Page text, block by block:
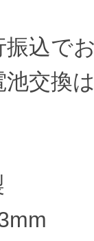
込で
交換